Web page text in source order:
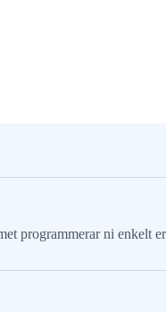
programmerar ni enkelt